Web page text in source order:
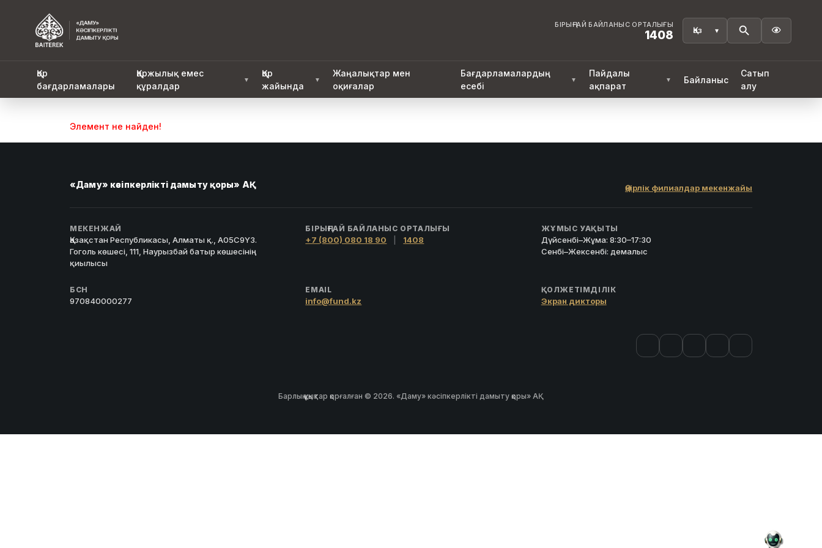
БІРЫҢҒАЙ БАЙЛАНЫС ОРТАЛЫҒЫ
1408 
Қор
бағдарламалары
Қаржылық емес
құралдар
▼
Қор
жайында
▼
Жаңалықтар мен
оқиғалар
Бағдарламалардың
есебі
▼
Пайдалы
ақпарат
▼ Байланыс
Сатып
алу
Элемент не найден!
«Даму» кәсіпкерлікті дамыту қоры» АҚ Өңірлік филиалдар мекенжайы
МЕКЕНЖАЙ
Қазақстан Республикасы, Алматы қ., A05C9Y3.
Гоголь көшесі, 111, Наурызбай батыр көшесінің
қиылысы
БІРЫҢҒАЙ БАЙЛАНЫС ОРТАЛЫҒЫ
+7 (800) 080 18 90 1408
ЖҰМЫС УАҚЫТЫ
Дүйсенбі–Жұма: 8:30–17:30
Сенбі–Жексенбі: демалыс
БСН
970840000277
EMAIL
info@fund.kz
ҚОЛЖЕТІМДІЛІК
Экран дикторы
Барлық құқықтар қорғалған © 2026. «Даму» кәсіпкерлікті дамыту қоры» АҚ